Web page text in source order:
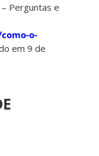
Perguntas e
o-
em 9 de